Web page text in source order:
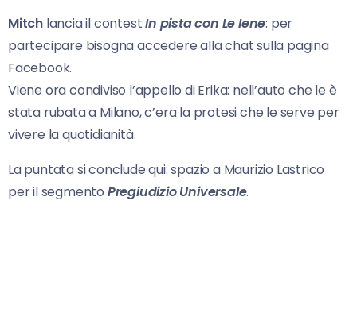
Mitch lancia il contestIn pista con Le Iene: per
partecipare bisogna accedere alla chat sulla pagina
Facebook.
Viene ora condiviso l’appello di Erika: nell’auto che le è
stata rubata a Milano, c’era la protesi che le serve per
vivere la quotidianità.
La puntata si conclude qui: spazio a Maurizio Lastrico
per il segmento Pregiudizio Universale.